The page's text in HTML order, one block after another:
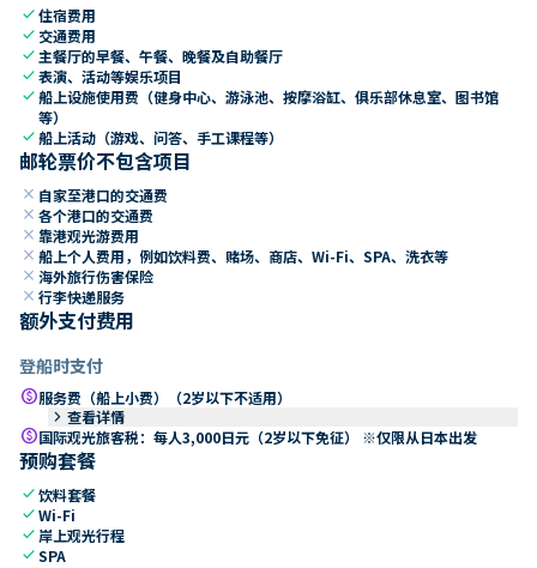
check住宿费用
check 交通费用
check 主餐厅的早餐、午餐、晚餐及自助餐厅
check表演、活动等娱乐项目
check船上设施使用费（健身中心、游泳池、按摩浴缸、俱乐部休息室、图书馆
等）
check船上活动（游戏、问答、手工课程等）
邮轮票价不包含项目
close 自家至港口的交通费
close 各个港口的交通费
close 靠港观光游费用
close 船上个人费用，例如饮料费、赌场、商店、Wi-Fi、SPA、洗衣等
close 海外旅行伤害保险
close 行李快递服务
额外支付费用
登船时支付
paid服务费（船上小费）（2岁以下不适用）
keyboard_arrow_right 查看详情
paid国际观光旅客税：每人3,000日元（2岁以下免征） ※仅限从日本出发
预购套餐
check饮料套餐
checkWi-Fi
check 岸上观光行程
checkSPA